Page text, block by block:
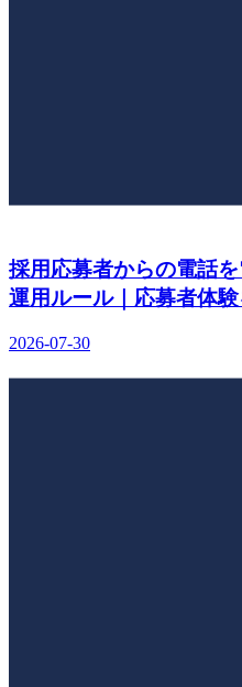
採用応募者からの電話
運用ルール｜応募者体
2026-07-30